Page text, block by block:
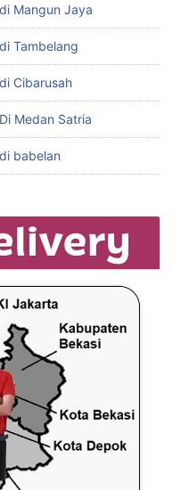
Mangun Jaya
Tambelang
Cibarusah
Medan Satria
babelan